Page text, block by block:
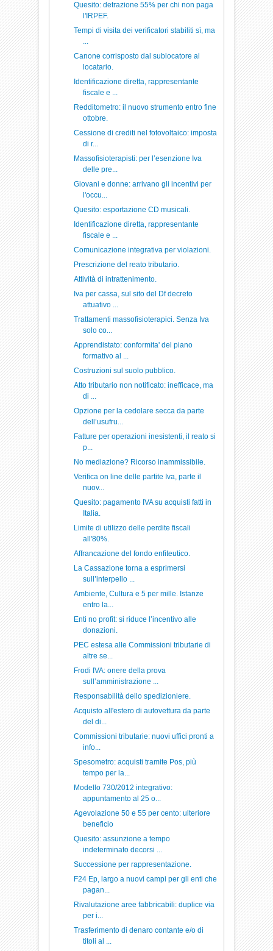
Quesito: detrazione 55% per chi non paga
l'IRPEF.
Tempi di visita dei verificatori stabiliti sì, ma
...
Canone corrisposto dal sublocatore al
locatario.
Identificazione diretta, rappresentante
fiscale e ...
Redditometro: il nuovo strumento entro fine
ottobre.
Cessione di crediti nel fotovoltaico: imposta
di r...
Massofisioterapisti: per l’esenzione Iva
delle pre...
Giovani e donne: arrivano gli incentivi per
l'occu...
Quesito: esportazione CD musicali.
Identificazione diretta, rappresentante
fiscale e ...
Comunicazione integrativa per violazioni.
Prescrizione del reato tributario.
Attività di intrattenimento.
Iva per cassa, sul sito del Df decreto
attuativo ...
Trattamenti massofisioterapici. Senza Iva
solo co...
Apprendistato: conformita' del piano
formativo al ...
Costruzioni sul suolo pubblico.
Atto tributario non notificato: inefficace, ma
di ...
Opzione per la cedolare secca da parte
dell’usufru...
Fatture per operazioni inesistenti, il reato si
p...
No mediazione? Ricorso inammissibile.
Verifica on line delle partite Iva, parte il
nuov...
Quesito: pagamento IVA su acquisti fatti in
Italia.
Limite di utilizzo delle perdite fiscali
all'80%.
Affrancazione del fondo enfiteutico.
La Cassazione torna a esprimersi
sull’interpello ...
Ambiente, Cultura e 5 per mille. Istanze
entro la...
Enti no profit: si riduce l’incentivo alle
donazioni.
PEC estesa alle Commissioni tributarie di
altre se...
Frodi IVA: onere della prova
sull’amministrazione ...
Responsabilità dello spedizioniere.
Acquisto all'estero di autovettura da parte
del di...
Commissioni tributarie: nuovi uffici pronti a
info...
Spesometro: acquisti tramite Pos, più
tempo per la...
Modello 730/2012 integrativo:
appuntamento al 25 o...
Agevolazione 50 e 55 per cento: ulteriore
beneficio
Quesito: assunzione a tempo
indeterminato decorsi ...
Successione per rappresentazione.
F24 Ep, largo a nuovi campi per gli enti che
pagan...
Rivalutazione aree fabbricabili: duplice via
per i...
Trasferimento di denaro contante e/o di
titoli al ...